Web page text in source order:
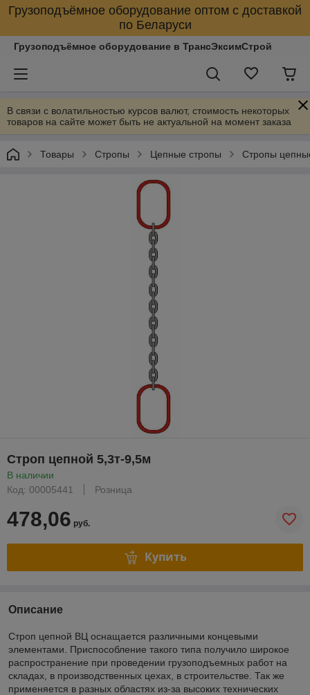
Грузоподъёмное оборудование оптом с доставкой
по Беларуси
Грузоподъёмное оборудование в ТрансЭксимСтрой
В связи с волатильностью курсов валют, стоимость некоторых
товаров на сайте может быть не актуальной на момент заказа
Товары Стропы Цепные стропы Стропы
Строп цепной 5,3т-9,5м
В наличии
Код: 00005441
Розница
478,06 руб.
Купить
Описание
Строп цепной ВЦ оснащается различными концевыми
элементами. Приспособление такого типа получило широкое
распространение при проведении грузоподъемных работ на
складах, в производственных цехах, в строительстве. Так же
применяется в разных областях из-за высоких технических